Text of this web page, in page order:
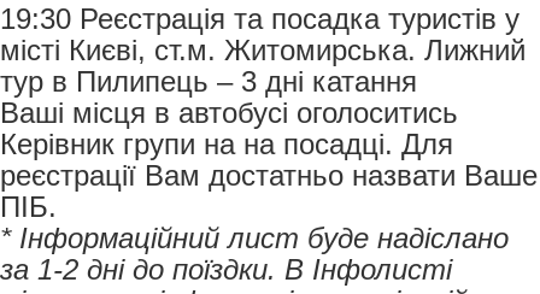
19:30 Реєстрація та посадка туристів у
місті Києві, ст.м. Житомирська. Лижний
тур в Пилипець – 3 дні катання
Ваші місця в автобусі оголоситись
Керівник групи на на посадці. Для
реєстрації Вам достатньо назвати Ваше
ПІБ.
* Інформаційний лист буде надіслано
за 1-2 дні до поїздки. В Інфолисті